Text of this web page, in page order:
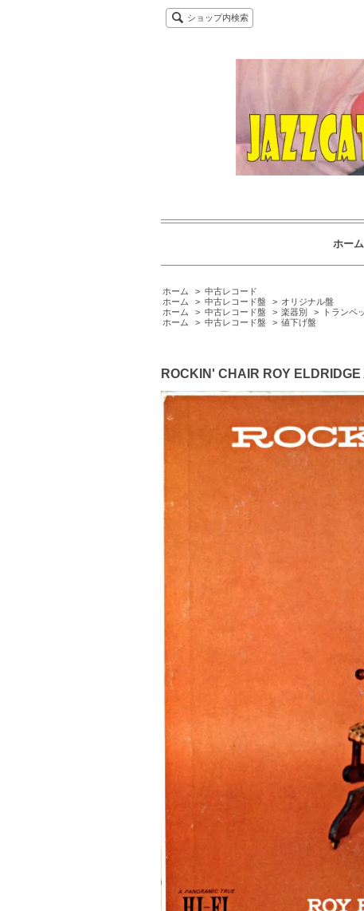
ショップ内検索
ホーム
ホーム > 中古レコード
ホーム
> 中古レコード盤 > オリジナル盤
ホーム
> 中古レコード盤 > 楽器別 >
トランペ
ホーム
> 中古レコード盤 > 値下げ盤
ROCKIN' CHAIR ROY